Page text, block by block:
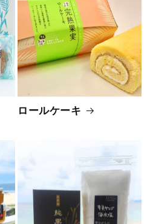
ロールケーキ